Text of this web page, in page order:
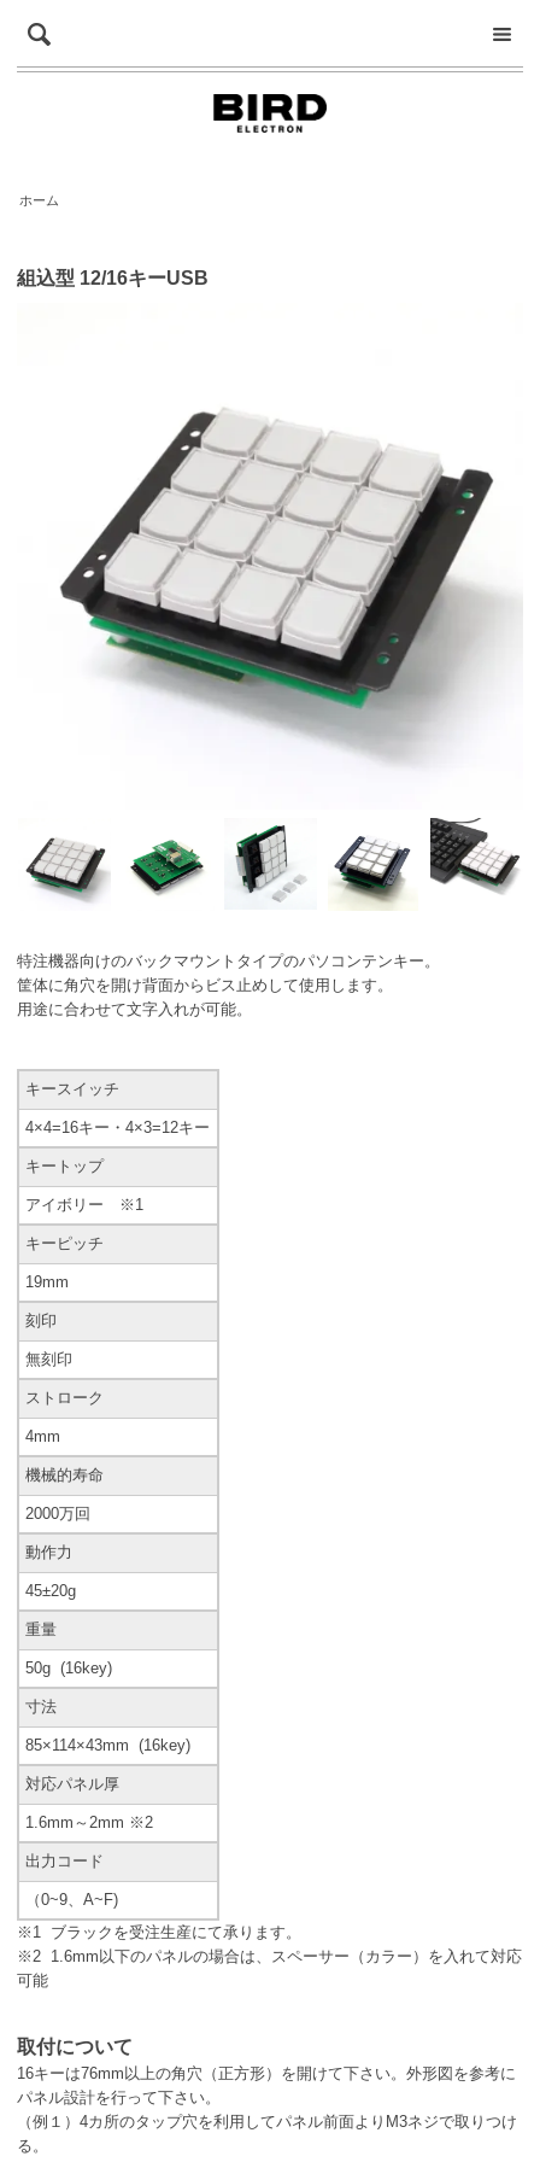
ホーム
組込型 12/16キーUSB
特注機器向けのバックマウントタイプのパソコンテンキー。
筐体に角穴を開け背面からビス止めして使用します。
用途に合わせて文字入れが可能。
キースイッチ
4×4=16キー・4×3=12キー
キートップ
アイボリー ※1
キーピッチ
19mm
刻印
無刻印
ストローク
4mm
機械的寿命
2000万回
動作力
45±20g
重量
50g (16key)
寸法
85×114×43mm (16key)
対応パネル厚
1.6mm～2mm ※2
出力コード
（0~9、A~F)
※1 ブラックを受注生産にて承ります。
※2 1.6mm以下のパネルの場合は、スペーサー（カラー）を入れて対応
可能
取付について
16キーは76mm以上の角穴（正方形）を開けて下さい。外形図を参考に
パネル設計を行って下さい。
（例１）4カ所のタップ穴を利用してパネル前面よりM3ネジで取りつけ
る。